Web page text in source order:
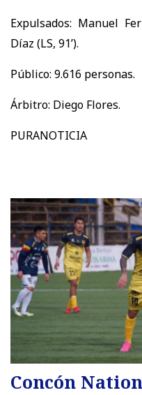
Expulsados: Manuel
Díaz (LS, 91’).
Público: 9.616 personas.
Árbitro: Diego Flores.
PURANOTICIA
Concón